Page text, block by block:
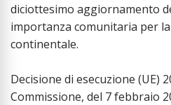
diciottesimo aggiornamento
importanza comunitaria per
continentale.
Decisione di esecuzione (UE)
Commissione, del 7 febbraio